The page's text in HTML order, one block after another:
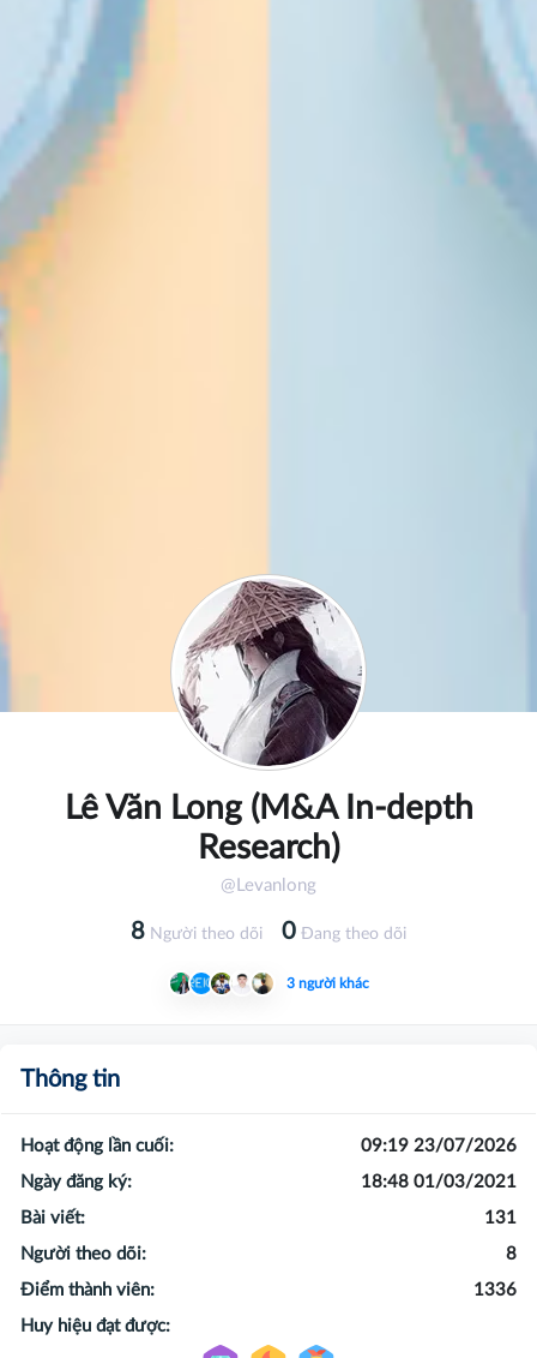
Lê Văn Long (M&A In-depth
Research)
@Levanlong
8 Người theo dõi 0 Đang theo dõi
3 người khác
Thông tin
Hoạt động lần cuối:
09:19 23/07/2026
Ngày đăng ký:
18:48 01/03/2021
Bài viết:
131
Người theo dõi:
8
Điểm thành viên:
1336
Huy hiệu đạt được: